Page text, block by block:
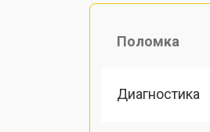
Поломка
Диагностика